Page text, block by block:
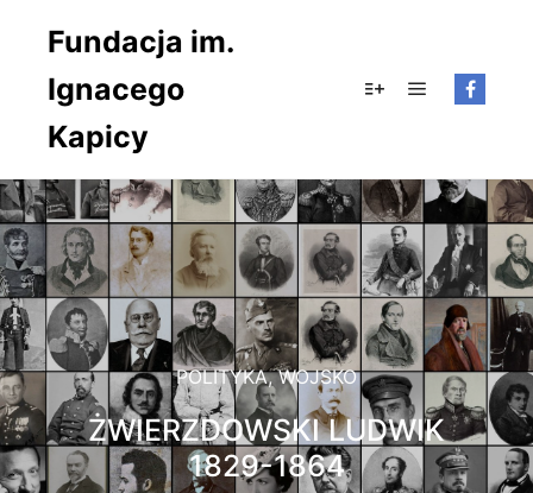
Fundacja im.
Ignacego
Kapicy
POLITYKA,WOJSKO
ŻWIERZDOWSKI LUDWIK
1829-1864